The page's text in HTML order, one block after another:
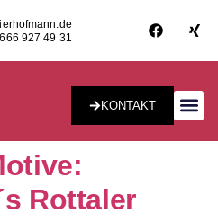
927 49 31
KONTAKT
Rottaler